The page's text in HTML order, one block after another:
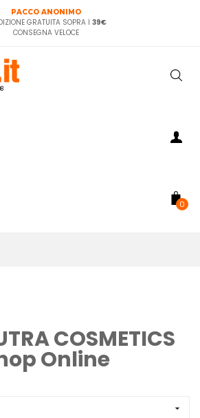
PACCO ANONIMO
GRATUITA SOPRA I 39€
CONSEGNA VELOCE
0
COSMETICS
Online
